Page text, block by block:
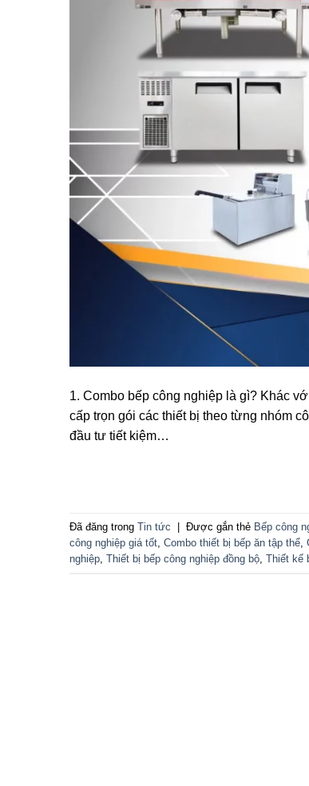
1. Combo bếp công nghiệp là gì? Khác
cấp trọn gói các thiết bị theo từng nhóm
đầu tư tiết kiệm…
Đã đăng trong Tin tức Được gắn thẻ Bếp công
công nghiệp giá tốt Combo thiết bị bếp ăn tập thể
nghiệp Thiết bị bếp công nghiệp đồng bộ Thiết kế